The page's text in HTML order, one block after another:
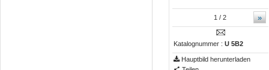
»
1 / 2
Katalognummer : U 5B2
Hauptbild herunterladen